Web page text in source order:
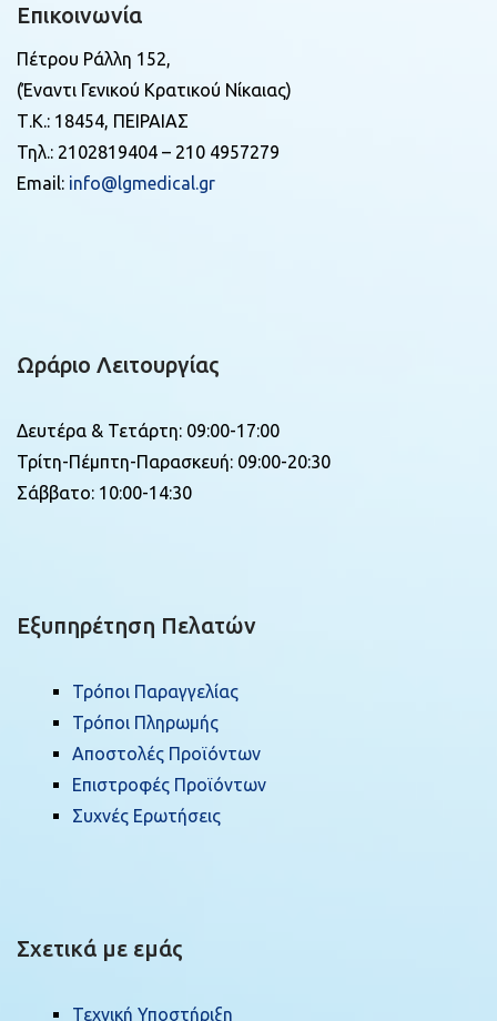
Επικοινωνία
Πέτρου Ράλλη 152,
(Έναντι Γενικού Κρατικού Νίκαιας)
Τ.Κ.: 18454, ΠΕΙΡΑΙΑΣ
Τηλ.: 2102819404 – 210 4957279
Email: info@lgmedical.gr
Ωράριο Λειτουργίας
Δευτέρα & Τετάρτη: 09:00-17:00
Τρίτη-Πέμπτη-Παρασκευή: 09:00-20:30
Σάββατο: 10:00-14:30
Εξυπηρέτηση Πελατών
Τρόποι Παραγγελίας
Τρόποι Πληρωμής
Αποστολές Προϊόντων
Επιστροφές Προϊόντων
Συχνές Ερωτήσεις
Σχετικά με εμάς
Τεχνική Υποστήριξη